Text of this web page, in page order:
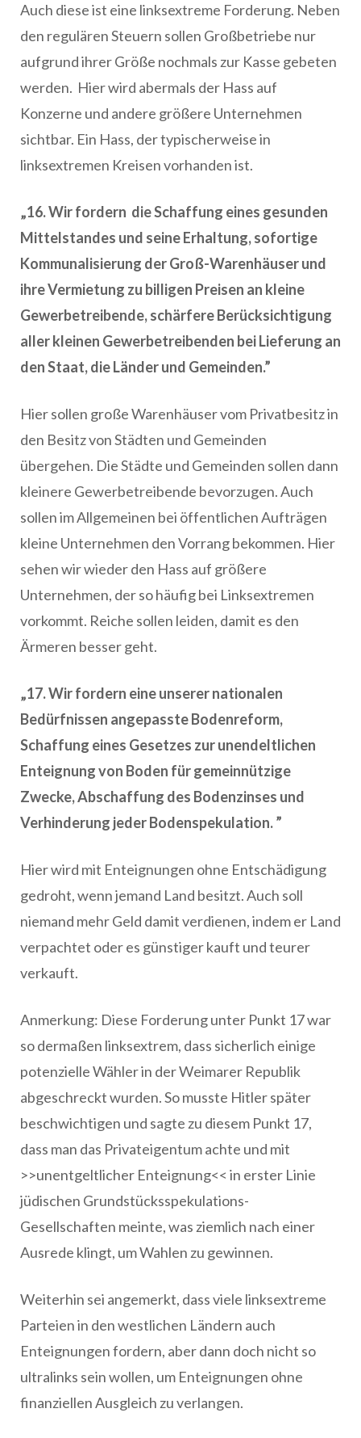
Auch diese ist eine linksextreme Forderung. Neben
den regulären Steuern sollen Großbetriebe nur
aufgrund ihrer Größe nochmals zur Kasse gebeten
werden. Hier wird abermals der Hass auf
Konzerne und andere größere Unternehmen
sichtbar. Ein Hass, der typischerweise in
linksextremen Kreisen vorhanden ist.
„16. Wir fordern die Schaffung eines gesunden
Mittelstandes und seine Erhaltung, sofortige
Kommunalisierung der Groß-Warenhäuser und
ihre Vermietung zu billigen Preisen an kleine
Gewerbetreibende, schärfere Berücksichtigung
aller kleinen Gewerbetreibenden bei Lieferung an
den Staat, die Länder und Gemeinden.”
Hier sollen große Warenhäuser vom Privatbesitz in
den Besitz von Städten und Gemeinden
übergehen. Die Städte und Gemeinden sollen dann
kleinere Gewerbetreibende bevorzugen. Auch
sollen im Allgemeinen bei öffentlichen Aufträgen
kleine Unternehmen den Vorrang bekommen. Hier
sehen wir wieder den Hass auf größere
Unternehmen, der so häufig bei Linksextremen
vorkommt. Reiche sollen leiden, damit es den
Ärmeren besser geht.
„17. Wir fordern eine unserer nationalen
Bedürfnissen angepasste Bodenreform,
Schaffung eines Gesetzes zur unendeltlichen
Enteignung von Boden für gemeinnützige
Zwecke, Abschaffung des Bodenzinses und
Verhinderung jeder Bodenspekulation. ”
Hier wird mit Enteignungen ohne Entschädigung
gedroht, wenn jemand Land besitzt. Auch soll
niemand mehr Geld damit verdienen, indem er Land
verpachtet oder es günstiger kauft und teurer
verkauft.
Anmerkung: Diese Forderung unter Punkt 17 war
so dermaßen linksextrem, dass sicherlich einige
potenzielle Wähler in der Weimarer Republik
abgeschreckt wurden. So musste Hitler später
beschwichtigen und sagte zu diesem Punkt 17,
dass man das Privateigentum achte und mit
>>unentgeltlicher Enteignung<< in erster Linie
jüdischen Grundstücksspekulations-
Gesellschaften meinte, was ziemlich nach einer
Ausrede klingt, um Wahlen zu gewinnen.
Weiterhin sei angemerkt, dass viele linksextreme
Parteien in den westlichen Ländern auch
Enteignungen fordern, aber dann doch nicht so
ultralinks sein wollen, um Enteignungen ohne
finanziellen Ausgleich zu verlangen.